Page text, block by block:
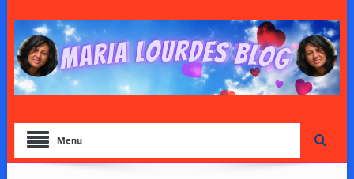
Menu